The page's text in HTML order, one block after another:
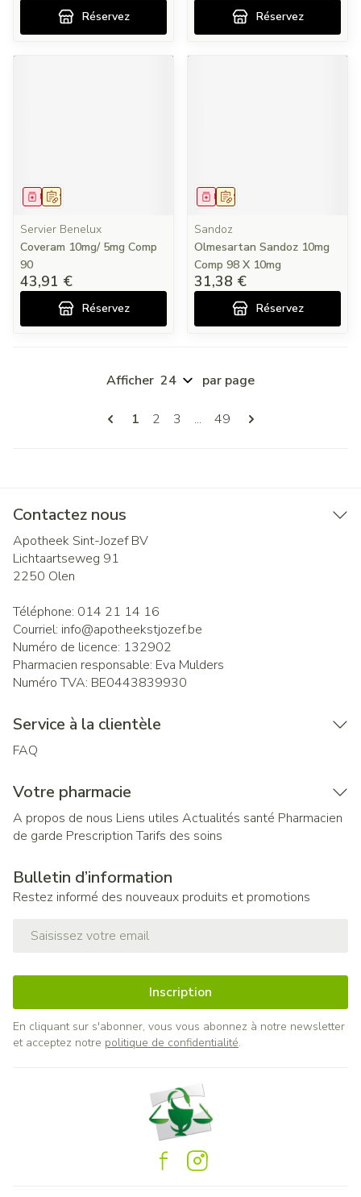
Réservez Réservez
Sur prescription
Médicament
Servier Benelux
Coveram 10mg/ 5mg Comp
90
43,91 €
Réservez
Sur prescription
Médicament
Sandoz
Olmesartan Sandoz 10mg
Comp 98 X 10mg
31,38 €
Réservez
Pages
Vous lisez actuellement la page
1 Page
2 Page
3 ... Page
49
Afficher par page
Contactez nous
Apotheek Sint-Jozef BV
Lichtaartseweg 91
2250 Olen
Téléphone: 014 21 14 16
Courriel: info@apotheekstjozef.be
Numéro de licence: 132902
Pharmacien responsable: Eva Mulders
Numéro TVA: BE0443839930
Service à la clientèle
FAQ
Votre pharmacie
A propos de nous Liens utiles Actualités santé Pharmacien
de garde Prescription Tarifs des soins
Bulletin d’information
Restez informé des nouveaux produits et promotions
Inscription
En cliquant sur s'abonner, vous vous abonnez à notre newsletter
et acceptez notre politique de confidentialité.